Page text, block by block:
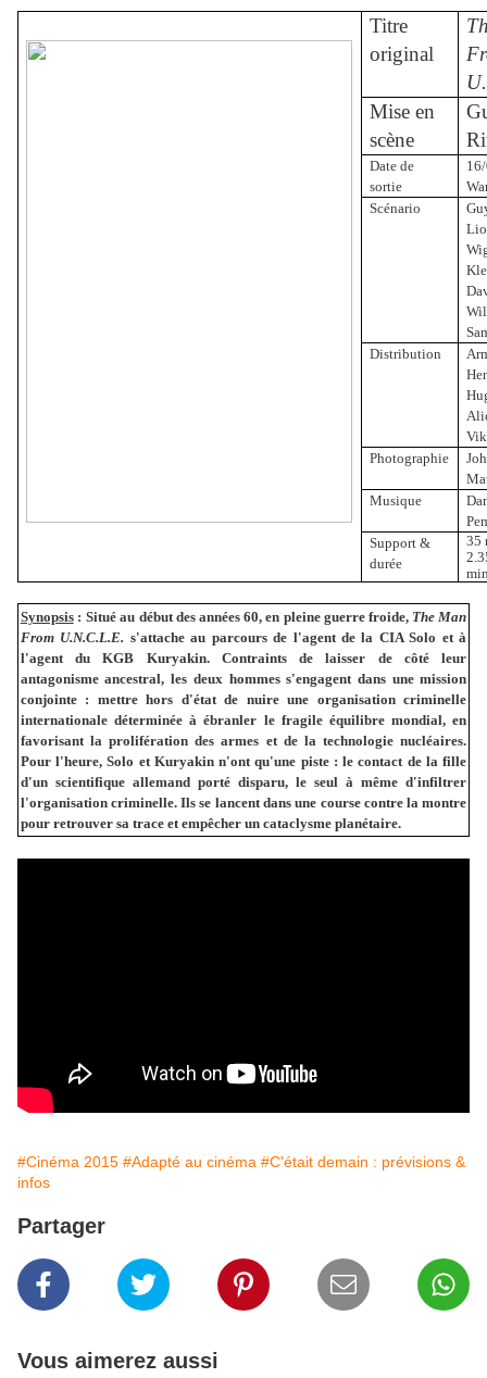
Titre
original
Mise en
scène
Date de
sortie
Scénario
Li
Distribution
Photographie
Musique
Support &
durée
35
Synopsis: Situé au début des années 60, en pleine guerre froide, The Man
From U.N.C.L.E. s'attache au parcours de l'agent de la CIA Solo et à
l'agent du KGB Kuryakin. Contraints de laisser de côté leur
antagonisme ancestral, les deux hommes s'engagent dans une mission
conjointe : mettre hors d'état de nuire une organisation criminelle
internationale déterminée à ébranler le fragile équilibre mondial, en
favorisant la prolifération des armes et de la technologie nucléaires.
Pour l'heure, Solo et Kuryakin n'ont qu'une piste : le contact de la fille
d'un scientifique allemand porté disparu, le seul à même d'infiltrer
l'organisation criminelle. Ils se lancent dans une course contre la montre
pour retrouver sa trace et empêcher un cataclysme planétaire.
#Cinéma 2015 #Adapté au cinéma #C'était demain : prévisions &
infos
Partager
Vous aimerez aussi